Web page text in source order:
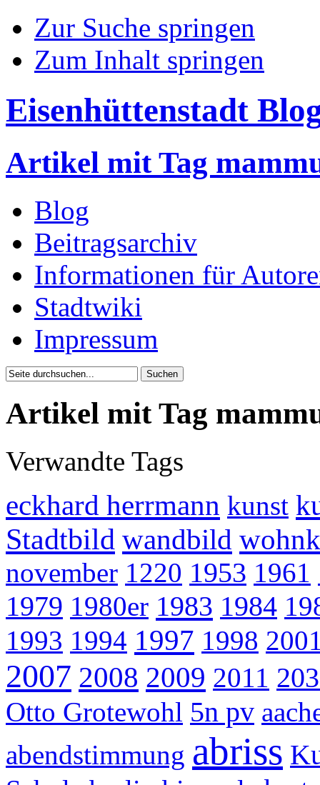
Zur Suche springen
Zum Inhalt springen
Eisenhüttenstadt
Artikel mit Tag
Blog
Beitragsarchiv
Informationen für
Stadtwiki
Impressum
Artikel mit Tag
Verwandte Tags
eckhard herrmann kunst
Stadtbild wandbild
november 1220 1953 1961
1979 1980er 1983 1984
1993 1994 1997 1998
2007 2008 2009 2011
Otto Grotewohl 5n pv
abendstimmung abriss